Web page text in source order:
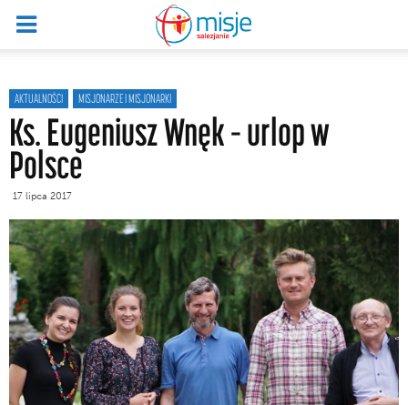
AKTUALNOŚCI MISJONARZE I MISJONARKI
Ks. Eugeniusz Wnęk – urlop w
Polsce
17 lipca 2017